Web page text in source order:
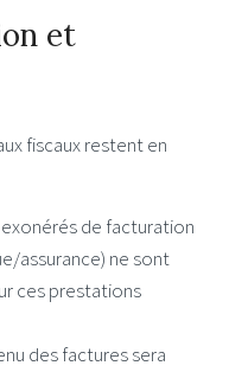
et
fiscaux restent en
de facturation
assurance) ne sont
ces prestations
des factures sera